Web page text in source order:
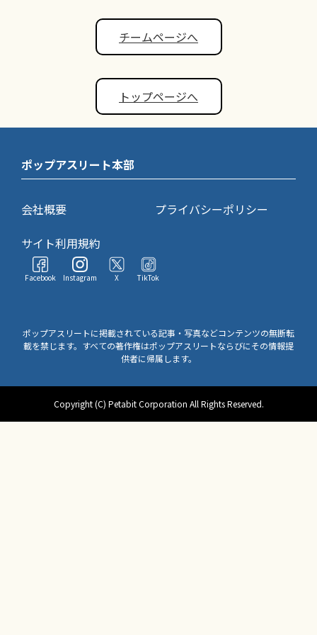
チームページへ
トップページへ
ポップアスリート本部
会社概要
プライバシーポリシー
サイト利用規約
Facebook Instagram X TikTok
ポップアスリートに掲載されている記事・写真などコンテンツの無断転
載を禁じます。すべての著作権はポップアスリートならびにその情報提
供者に帰属します。
Copyright (C) Petabit Corporation All Rights Reserved.